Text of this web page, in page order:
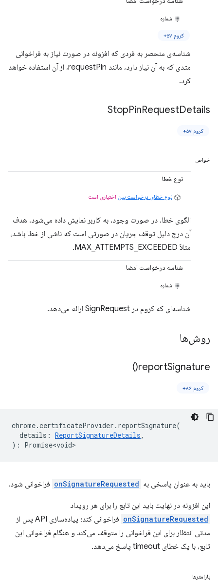
شماره
کروم ۵۷+
شناسه‌ی منحصر به فردی که افزونه در صورت نیاز به فراخوانی
متدی که به آن نیاز دارد، مانند requestPin، از آن استفاده خواهد
کرد.
StopPinRequestDetails
کروم ۵۷+
خواص
نوع خطا
نوع خطای درخواست پین اختیاری است
الگوی خطا. در صورت وجود، به کاربر نمایش داده می‌شود. هدف
آن درج دلیل توقف جریان در صورتی است که ناشی از خطا باشد،
مثلاً MAX_ATTEMPTS_EXCEEDED.
شناسه درخواست امضا
شماره
شناسه‌ای که کروم در SignRequest ارائه می‌دهد.
روش‌ها
reportSignature(
)
کروم ۸۶+
chrome.certificateProvider . reportSignature(
details : ReportSignatureDetails,
) : Promise<void>
باید به عنوان پاسخی به onSignatureRequested فراخوانی شود.
این افزونه در نهایت باید این تابع را برای هر رویداد
onSignatureRequested
فراخوانی کند؛ پیاده‌سازی API پس از
مدتی انتظار برای این فراخوانی را متوقف می‌کند و هنگام فراخوانی این
تابع، با یک خطای timeout پاسخ می‌دهد.
پارامترها